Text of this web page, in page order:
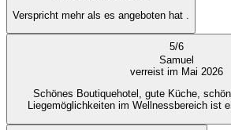
Verspricht mehr als es angeboten hat .
5/6
Samuel
verreist im Mai 2026
Schönes Boutiquehotel, gute Küche,
Liegemöglichkeiten im Wellnessbereich ist